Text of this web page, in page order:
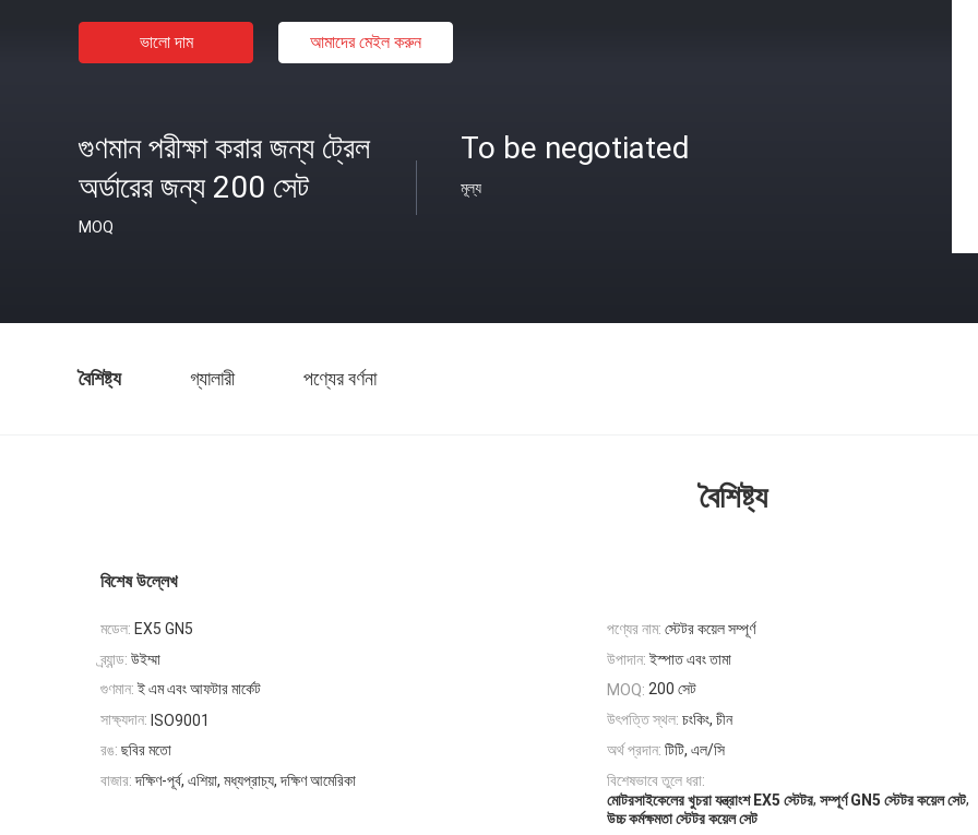
ভালো দাম আমাদের মেইল ​​করুন
গুণমান পরীক্ষা করার জন্য ট্রেল
অর্ডারের জন্য 200 সেট
MOQ
To be negotiated
মূল্য
বৈশিষ্ট্য গ্যালারী পণ্যের বর্ণনা
বৈশিষ্ট্য
বিশেষ উল্লেখ
মডেল: EX5 GN5 পণ্যের নাম: স্টেটর কয়েল সম্পূর্ণ
ব্র্যান্ড: উইম্মা উপাদান: ইস্পাত এবং তামা
গুণমান: ই এম এবং আফটার মার্কেট MOQ: 200 সেট
সাক্ষ্যদান: ISO9001 উৎপত্তি স্থল: চংকিং, চীন
রঙ: ছবির মতো অর্থ প্রদান: টিটি, এল/সি
বাজার: দক্ষিণ-পূর্ব, এশিয়া, মধ্যপ্রাচ্য, দক্ষিণ আমেরিকা
বিশেষভাবে তুলে ধরা:
মোটরসাইকেলের খুচরা যন্ত্রাংশ EX5 স্টেটর, সম্পূর্ণ GN5 স্টেটর কয়েল সেট,
উচ্চ কর্মক্ষমতা স্টেটর কয়েল সেট